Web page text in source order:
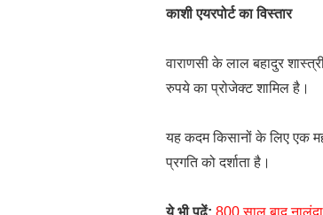
काशी एयरपोर्ट का विस्तार
वाराणसी के लाल बहादुर
रुपये का प्रोजेक्ट शामिल है।
यह कदम किसानों के लिए एक
प्रगति को दर्शाता है।